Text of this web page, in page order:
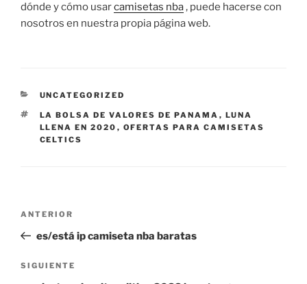
dónde y cómo usarcamisetas nba, puede hacerse con
nosotros en nuestra propia página web.
CATEGORÍAS
UNCATEGORIZED
ETIQUETAS
LA BOLSA DE VALORES DE PANAMA , LUNA
LLENA EN 2020 , OFERTAS PARA CAMISETAS
CELTICS
entradas
Entrada
anterior:
ANTERIOR
es/está ip camiseta nba baratas
Siguiente
SIGUIENTE